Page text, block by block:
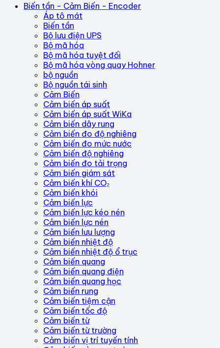
Biến tần - Cảm Biến - Encoder
Áp tô mát
Biến tần
Bộ lưu điện UPS
Bộ mã hóa
Bộ mã hóa tuyệt đối
Bộ mã hóa vòng quay Hohner
bộ nguồn
Bộ nguồn tái sinh
Cảm Biến
Cảm biến áp suất
Cảm biến áp suất WiKa
Cảm biến dây rung
Cảm biến đo độ nghiêng
Cảm biến đo mức nước
Cảm biến độ nghiêng
Cảm biến đo tải trọng
Cảm biến giám sát
Cảm biến khí CO₂
Cảm biến khói
Cảm biến lực
Cảm biến lực kéo nén
Cảm biến lực nén
Cảm biến lưu lượng
Cảm biến nhiệt độ
Cảm biến nhiệt độ ổ trục
Cảm biến quang
Cảm biến quang điện
Cảm biến quang học
Cảm biến rung
Cảm biến tiệm cận
Cảm biến tốc độ
Cảm biến từ
Cảm biến từ trường
Cảm biến vị trí tuyến tính